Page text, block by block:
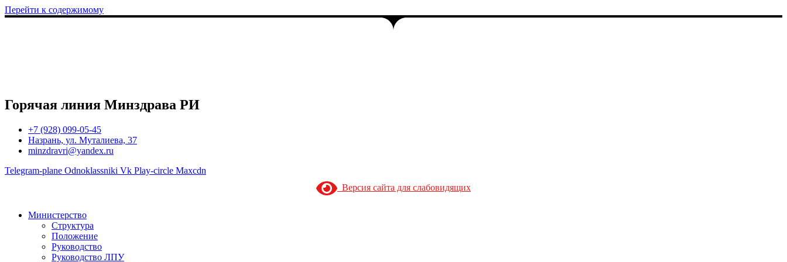
Перейти к содержимому
Горячая линия Минздрава РИ
+7 (928) 099-05-45
Назрань, ул. Муталиева, 37
minzdravri@yandex.ru
Telegram-plane Odnoklassniki Vk Play-circle Maxcdn
Версия сайта для слабовидящих
Министерство
Структура
Положение
Руководство
Руководство ЛПУ